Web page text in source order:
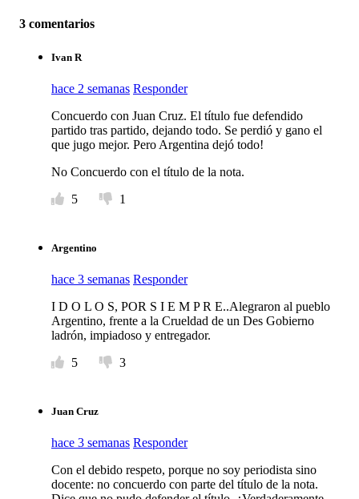
3 comentarios
Ivan R
hace 2 semanas Responder
Concuerdo con Juan Cruz. El título fue defendido
partido tras partido, dejando todo. Se perdió y gano el
que jugo mejor. Pero Argentina dejó todo!
No Concuerdo con el título de la nota.
5
1
Argentino
hace 3 semanas Responder
I D O L O S, POR S I E M P R E..Alegraron al pueblo
Argentino, frente a la Crueldad de un Des Gobierno
ladrón, impiadoso y entregador.
5
3
Juan Cruz
hace 3 semanas Responder
Con el debido respeto, porque no soy periodista sino
docente: no concuerdo con parte del título de la nota.